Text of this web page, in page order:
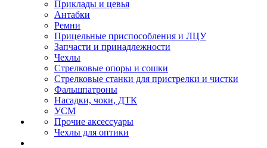
Приклады и цевья
Антабки
Ремни
Прицельные приспособления и ЛЦУ
Запчасти и принадлежности
Чехлы
Стрелковые опоры и сошки
Стрелковые станки для пристрелки и чистки
Фальшпатроны
Насадки, чоки, ДТК
УСМ
Прочие аксессуары
Чехлы для оптики